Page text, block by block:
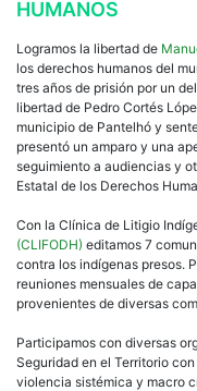
HUMANOS
Logramos la libertad de
los derechos humanos del
tres años de prisión por un
libertad de Pedro Cortés
municipio de Pantelhó y
presentó un amparo y una
seguimiento a audiencias y
Estatal de los Derechos
Con la Clínica de Litigio
(CLIFODH) editamos 7
contra los indígenas presos.
reuniones mensuales de
provenientes de diversas
Participamos con diversas
Seguridad en el Territorio
violencia sistémica y macro